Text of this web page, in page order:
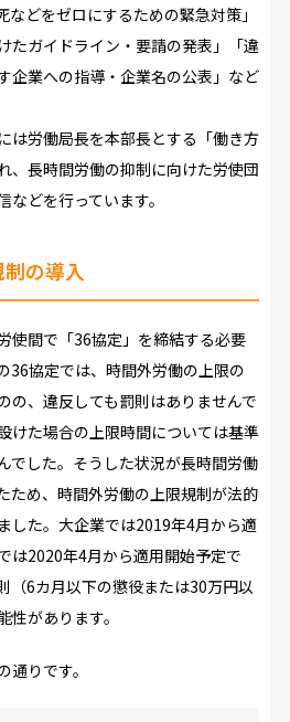
などをゼロにするための緊急対策」
たガイドライン・要請の発表」「違
企業への指導・企業名の公表」など
は労働局長を本部長とする「働き方
、長時間労働の抑制に向けた労使団
どを行っています。
の導入
使間で「36協定」を締結する必要
36協定では、時間外労働の上限の
の、違反しても罰則はありませんで
けた場合の上限時間については基準
でした。そうした状況が長時間労働
ため、時間外労働の上限規制が法的
した。大企業では2019年4月から適
は2020年4月から適用開始予定で
（6カ月以下の懲役または30万円以
があります。
りです。